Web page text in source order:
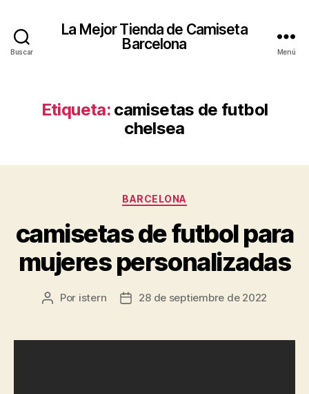
Buscar
La Mejor Tienda de Camiseta
Barcelona
Menú
Etiqueta: camisetas de futbol
chelsea
Categorías
BARCELONA
camisetas de futbol para
mujeres personalizadas
Autor
entrada
Por istern
Fecha
entrada
28 de septiembre de 2022